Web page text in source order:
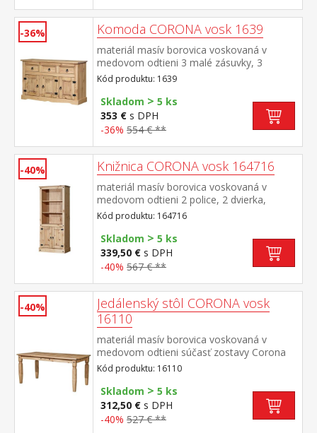
-36% Komoda CORONA vosk 1639
materiál masív borovica voskovaná v
medovom odtieni 3 malé zásuvky, 3
dvierka, 1 polica, kovové ozdobné
úchytky vhodný doplnok nadstavec
CORONA 16465 súčasť zostavy Corona
Kód produktu: 1639
Skladom > 5 ks
353 € s DPH
-36% 554 € **
-40% Knižnica CORONA vosk 164716
materiál masív borovica voskovaná v
medovom odtieni 2 police, 2 dvierka,
kovové ozdobné úchytky súčasť zostavy
Corona
Kód produktu: 164716
Skladom > 5 ks
339,50 € s DPH
-40% 567 € **
-40%
Jedálenský stôl CORONA vosk
16110
materiál masív borovica voskovaná v
medovom odtieni súčasť zostavy Corona
Kód produktu: 16110
Skladom > 5 ks
312,50 € s DPH
-40% 527 € **